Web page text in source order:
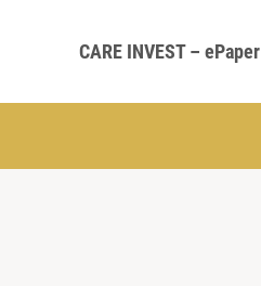
CARE INVEST – ePaper